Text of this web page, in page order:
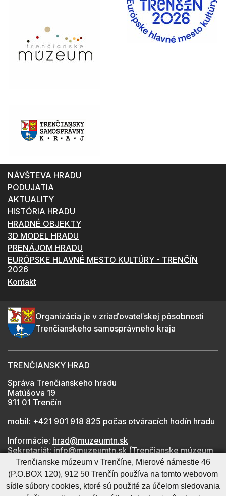
NÁVŠTEVA HRADU
PODUJATIA
AKTUALITY
HISTÓRIA HRADU
HRADNÉ OBJEKTY
3D MODEL HRADU
PRENÁJOM HRADU
EURÓPSKE HLAVNÉ MESTO KULTÚRY - TRENČÍN
2026
Kontakt
Organizácia je v zriaďovateľskej pôsobnosti
Trenčianskeho samosprávneho kraja
TRENČIANSKY HRAD
Správa Trenčianskeho hradu
Matúšova 19
911 01 Trenčín
mobil: +421 901 918 825 počas otváracích hodín hradu
Informácie: hrad@muzeumtn.sk
Sekretariát: info@muzeumtn.sk (Trenčianske múzeum
v Trenčíne)
Médiá: marketing@muzeumtn.sk
Trenčianske múzeum v Trenčíne, Mierové námestie 46
(P.O.BOX 120), 912 50 Trenčín používa na tomto webovom
sídle súbory cookies, ktoré sú použité za účelom sledovania